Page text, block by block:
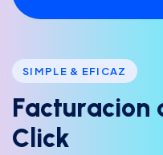
SIMPLE & EFICAZ
Facturacion
C ick